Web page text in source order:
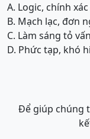
A. Logic, chính
B. Mạch lạc, đơn
C. Làm sáng tỏ
D. Phức tạp, khó
Để giúp chúng